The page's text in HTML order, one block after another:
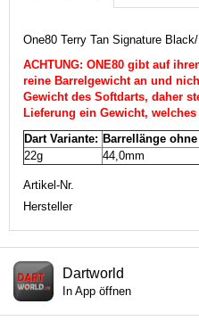
One80 Terry Tan Signature
ACHTUNG: ONE80 gibt auf
reine Barrelgewicht an und
Gewicht des Softdarts, daher
Lieferung ein Gewicht,
Dart Variante: Barrellänge
22g
44,0mm
Artikel-Nr.
Hersteller
Dartworld
In App öffnen